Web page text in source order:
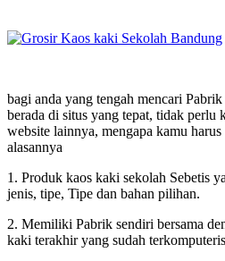
bagi anda yang tengah mencari
berada di situs yang tepat, tidak perlu
website lainnya, mengapa kamu
alasannya
1. Produk kaos kaki sekolah Sebetis
jenis, tipe, Tipe dan bahan pilihan.
2. Memiliki Pabrik sendiri bersama
kaki terakhir yang sudah